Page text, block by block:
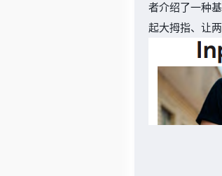
者介绍了一种
起大拇指、让两